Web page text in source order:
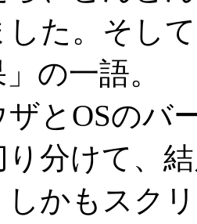
した。そし
の一語。
ザとOSのバ
り分けて、
しかもスク